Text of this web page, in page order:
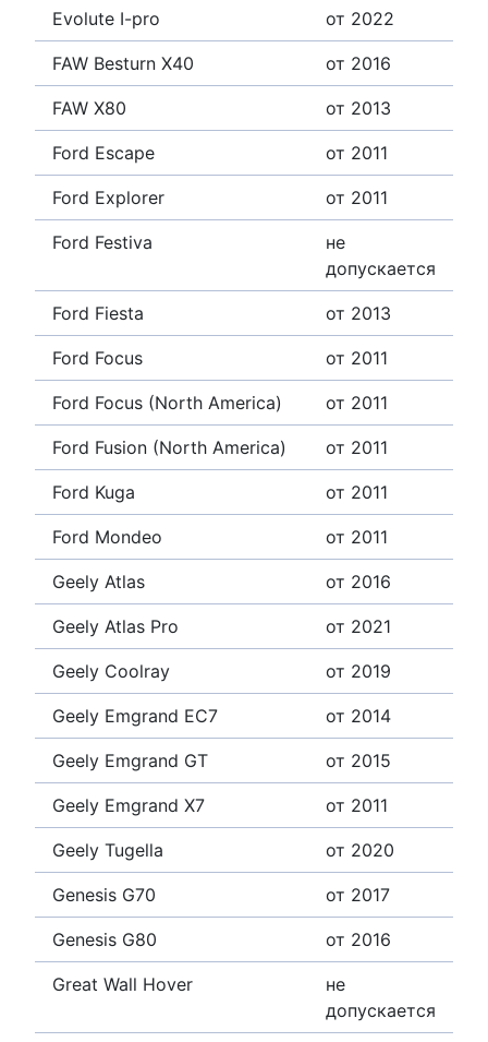
Evolute I-pro от 2022
FAW Besturn X40 от 2016
FAW X80 от 2013
Ford Escape от 2011
Ford Explorer от 2011
Ford Festiva
не
допускается
Ford Fiesta от 2013
Ford Focus от 2011
Ford Focus (North America) от 2011
Ford Fusion (North America) от 2011
Ford Kuga от 2011
Ford Mondeo от 2011
Geely Atlas от 2016
Geely Atlas Pro от 2021
Geely Coolray от 2019
Geely Emgrand EC7 от 2014
Geely Emgrand GT от 2015
Geely Emgrand X7 от 2011
Geely Tugella от 2020
Genesis G70 от 2017
Genesis G80 от 2016
Great Wall Hover
не
допускается